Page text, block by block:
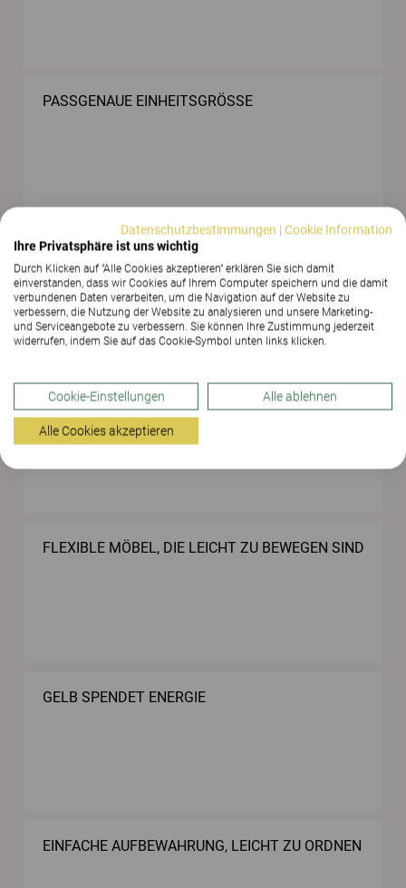
PASSGENAUE EINHEITSGRÖSSE
EIN STUHL, DER ZUR BEWEGUNG ANREGT
DIE UMGEBUNG SOLL DIE BILDUNG
BEGÜNSTIGEN
FLEXIBLE MÖBEL, DIE LEICHT ZU BEWEGEN SIND
GELB SPENDET ENERGIE
EINFACHE AUFBEWAHRUNG, LEICHT ZU ORDNEN
Datenschutzbestimmungen |Cookie Information
Ihre Privatsphäre ist uns wichtig
Durch Klicken auf "Alle Cookies akzeptieren" erklären Sie sich damit
einverstanden, dass wir Cookies auf Ihrem Computer speichern und die damit
verbundenen Daten verarbeiten, um die Navigation auf der Website zu
verbessern, die Nutzung der Website zu analysieren und unsere Marketing-
und Serviceangebote zu verbessern. Sie können Ihre Zustimmung jederzeit
widerrufen, indem Sie auf das Cookie-Symbol unten links klicken.
Cookie-Einstellungen Alle ablehnen
Alle Cookies akzeptieren